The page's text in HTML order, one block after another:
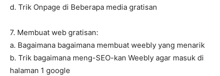
d. Trik Onpage di Beberapa media gratisan
7. Membuat web gratisan:
a. Bagaimana bagaimana membuat weebly yang menarik
b. Trik bagaimana meng-SEO-kan Weebly agar masuk di
halaman 1 google